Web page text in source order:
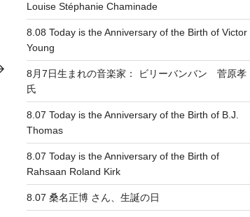
Louise Stéphanie Chaminade
8.08 Today is the Anniversary of the Birth of Victor
Young
8月7日生まれの音楽家： ビリーバンバン 菅原孝
氏
8.07 Today is the Anniversary of the Birth of B.J.
Thomas
8.07 Today is the Anniversary of the Birth of
Rahsaan Roland Kirk
8.07 桑名正博 さん、生誕の日